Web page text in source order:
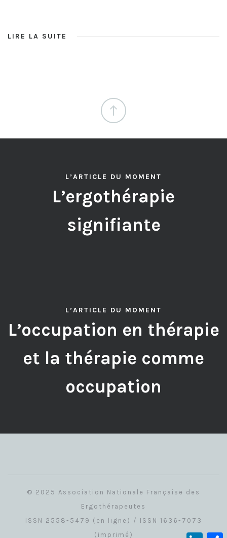
LIRE LA SUITE
L’ARTICLE DU MOMENT
L’ergothérapie
signifiante
L’ARTICLE DU MOMENT
L’occupation en thérapie
et la thérapie comme
occupation
© 2025 Association Nationale Française des
Ergothérapeutes
ISSN 2558-5479 (en ligne) / ISSN 1636-7073
(imprimé)